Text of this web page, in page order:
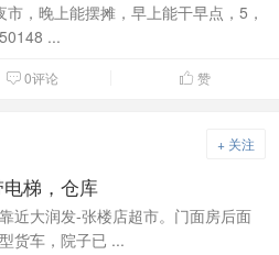
，晚上能摆摊，早上能干早点，5，
...
 0评论  赞
+ 关注
梯，仓库
近大润发-张楼店超市。门面房后面
货车，院子已 ...